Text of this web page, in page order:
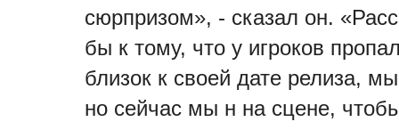
сюрпризом», - сказал он.
бы к тому, что у игроков
близок к своей дате релиза,
но сейчас мы н на сцене,